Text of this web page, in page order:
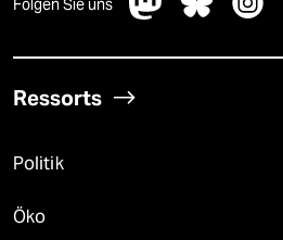
Folgen Sie uns
Ressorts
Politik
Öko